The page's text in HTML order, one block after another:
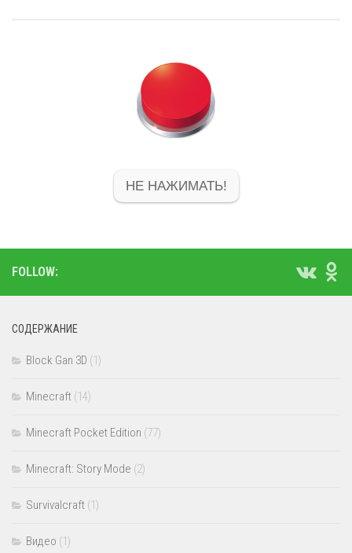
НЕ НАЖИМАТЬ!
FOLLOW:
СОДЕРЖАНИЕ
Block Gan 3D (1)
Minecraft (14)
Minecraft Pocket Edition (77)
Minecraft: Story Mode (2)
Survivalcraft (1)
Видео (1)